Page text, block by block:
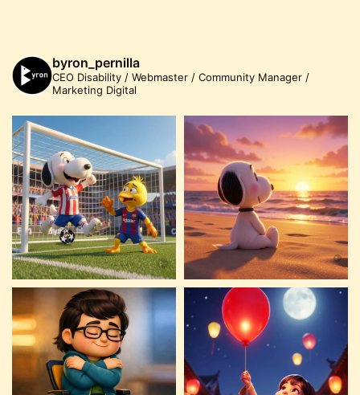
byron_pernilla
CEO Disability / Webmaster / Community Manager /
Marketing Digital